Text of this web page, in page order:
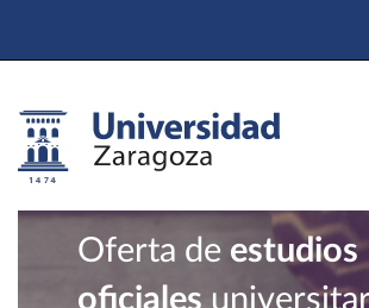
Oferta de estudios
oficiales